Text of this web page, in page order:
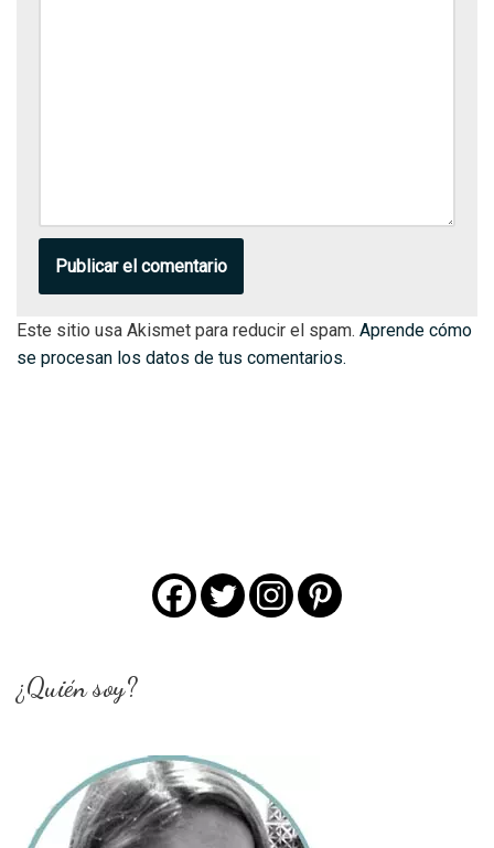
Este sitio usa Akismet para reducir el spam. Aprende cómo
se procesan los datos de tus comentarios.
¿Quién soy?